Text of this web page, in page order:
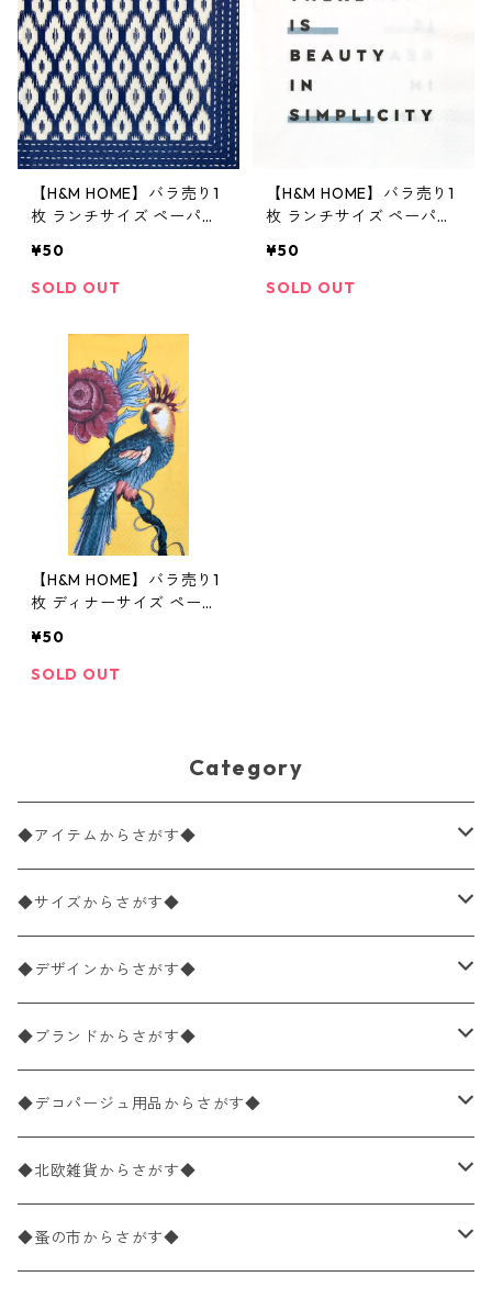
【H&M HOME】バラ売り1
枚 ランチサイズ ペーパー
ブルー
¥50
SOLD OUT
【H&M HOME】バラ売り1
枚 ランチサイズ ペーパー
Y IN SIMPLICITY ホワイト
¥50
SOLD OUT
【H&M HOME】バラ売り1
枚 ディナーサイズ ペーパ
ロー
¥50
SOLD OUT
Category
◆アイテムからさがす◆
ペーパーナプキン2枚バラ売り
ペーパーナプキン1枚バラ売り
ペーパーナプキン20枚入りパック
ペーパーナプキン10枚入りパック
ライスペーパー
ペーパーリネンナプキン
◆サイズからさがす◆
33×33cm（ランチサイズ）
バラ売り
パック売り
25×25cm（カクテルサイズ）
バラ売り
パック売り
40×40cm（ディナーサイズ）
バラ売り
パック売り
21×21cm（ポケットサイズ）
バラ売り
33cm（ラウンド）
◆デザインからさがす◆
花柄
植物・グリーン柄
動物・鳥・昆虫・蝶柄
海・魚柄
◆ブランドからさがす◆
ドイツ製 IHR/イア
ランチサイズ
カクテルサイズ
ドイツ製 Ambiente/アンビエンテ
ランチサイズ
ドイツ製 Paperproducts Design
◆デコパージュ用品からさがす◆
デコパージュ液
デコパージュ下地
◆北欧雑貨からさがす◆
シリコンモールド
◆蚤の市からさがす◆